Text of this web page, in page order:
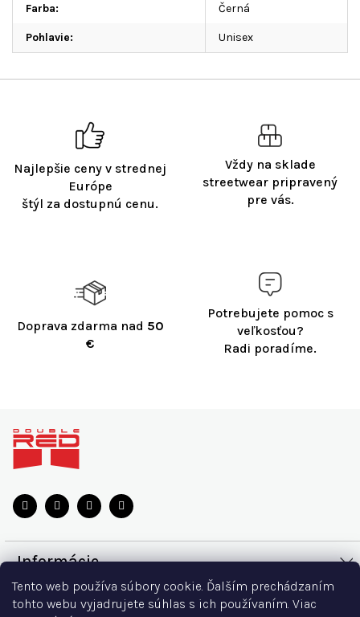
Tento web používa súbory cookie. Ďalším prechádzaním
tohto webu vyjadrujete súhlas s ich používaním. Viac
Najlepšie ceny v strednej
Európe
štýl za dostupnú cenu.
Vždy na sklade
streetwear pripravený
pre vás.
Doprava zdarma nad 50
€
Potrebujete pomoc s
veľkosťou?
Radi poradíme.
Farba: Černá
Pohlavie: Unisex
Informácie
Doprava a platba
Všetko o nákupe